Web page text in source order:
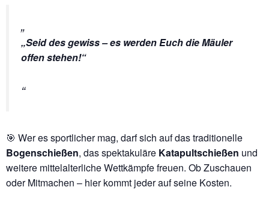
„Seid des gewiss – es werden Euch die Mäuler
offen stehen!“
🎯 Wer es sportlicher mag, darf sich auf das traditionelle
Bogenschießen, das spektakuläre Katapultschießen und
weitere mittelalterliche Wettkämpfe freuen. Ob Zuschauen
oder Mitmachen – hier kommt jeder auf seine Kosten.